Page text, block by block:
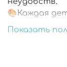
🎨Каждая
Показать